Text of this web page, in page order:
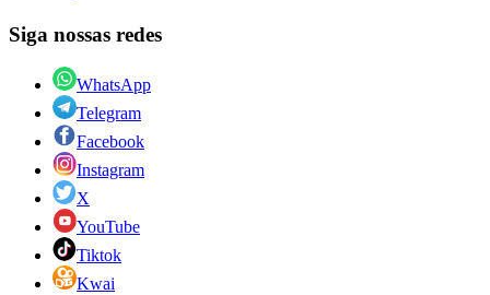
Siga nossas redes
WhatsApp
Telegram
Facebook
Instagram
X
YouTube
Tiktok
Kwai